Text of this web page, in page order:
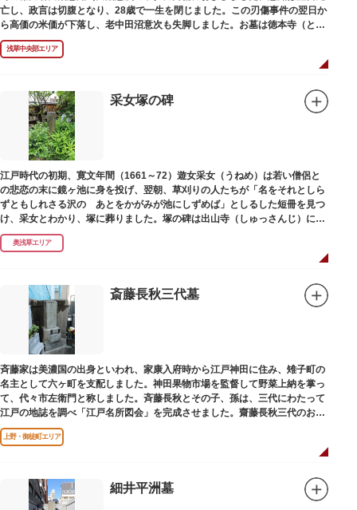
亡し、政言は切腹となり、28歳で一生を閉じました。この刃傷事件の翌日か
ら高価の米価が下落し、老中田沼意次も失脚しました。お墓は徳本寺（とく
ほんじ）境内にあります。
浅草中央部エリア
采女塚の碑
江戸時代の初期、寛文年間（1661～72）遊女采女（うねめ）は若い僧侶と
の悲恋の末に鏡ヶ池に身を投げ、翌朝、草刈りの人たちが「名をそれとしら
ずともしれさる沢の あとをかがみが池にしずめば」としるした短冊を見つ
け、采女とわかり、塚に葬りました。塚の碑は出山寺（しゅっさんじ）にあ
ります。
奥浅草エリア
斎藤長秋三代墓
斉藤家は美濃国の出身といわれ、家康入府時から江戸神田に住み、雉子町の
名主として六ヶ町を支配しました。神田果物市場を監督して野菜上納を掌っ
て、代々市左衛門と称しました。斉藤長秋とその子、孫は、三代にわたって
江戸の地誌を調べ「江戸名所図会」を完成させました。齋藤長秋三代のお墓
は法善寺（ほうぜんじ）にあります。
上野・御徒町エリア
細井平洲墓